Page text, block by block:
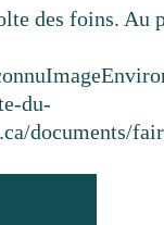
des foins. Au
Image
du-
documents/